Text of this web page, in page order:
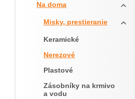
Na doma
Misky, prestieranie
Keramické
Nerezové
Plastové
Zásobníky na krmivo
a vodu